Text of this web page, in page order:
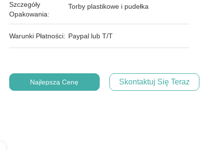
Szczegóły
Opakowania:
Torby plastikowe i pudełka
Warunki Płatności: Paypal lub T/T
Najlepszą Cenę Skontaktuj Się Teraz